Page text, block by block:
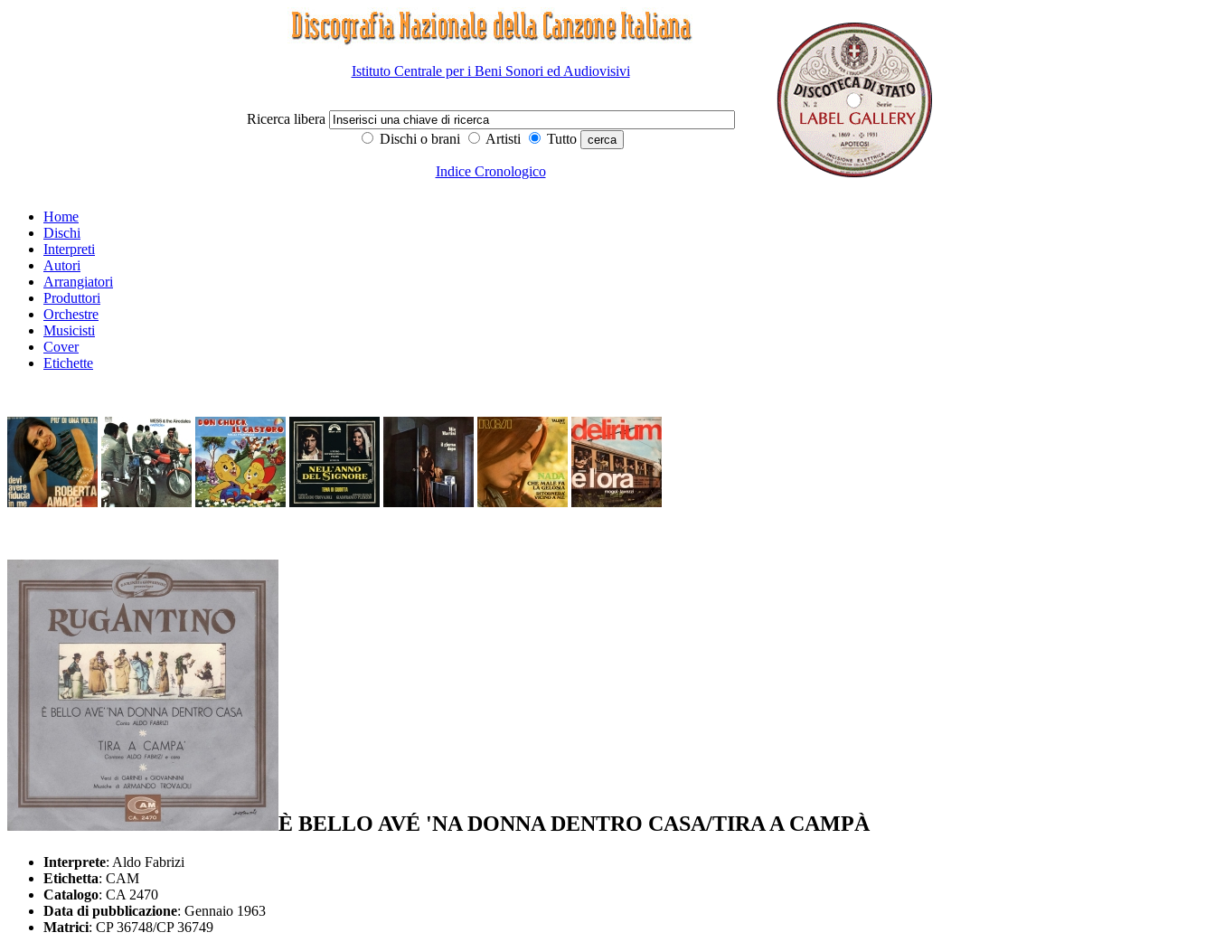
Istituto Centrale per i Beni Sonori ed Audiovisivi
Ricerca libera
Dischi o brani
Artisti Tutto
Indice Cronologico
Home
Dischi
Interpreti
Autori
Arrangiatori
Produttori
Orchestre
Musicisti
Cover
Etichette
È BELLO AVÉ 'NA DONNA DENTRO CASA/TIRA A CAMPÀ
Interprete: Aldo Fabrizi
Etichetta: CAM
Catalogo: CA 2470
Data di pubblicazione: Gennaio 1963
Matrici: CP 36748/CP 36749